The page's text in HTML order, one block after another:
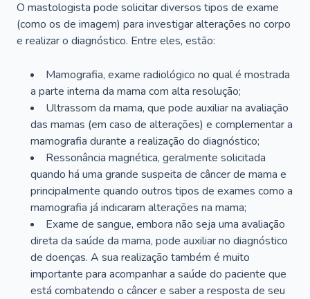
O mastologista pode solicitar diversos tipos de exame
(como os de imagem) para investigar alterações no corpo
e realizar o diagnóstico. Entre eles, estão:
Mamografia, exame radiológico no qual é mostrada
a parte interna da mama com alta resolução;
Ultrassom da mama, que pode auxiliar na avaliação
das mamas (em caso de alterações) e complementar a
mamografia durante a realização do diagnóstico;
Ressonância magnética, geralmente solicitada
quando há uma grande suspeita de câncer de mama e
principalmente quando outros tipos de exames como a
mamografia já indicaram alterações na mama;
Exame de sangue, embora não seja uma avaliação
direta da saúde da mama, pode auxiliar no diagnóstico
de doenças. A sua realização também é muito
importante para acompanhar a saúde do paciente que
está combatendo o câncer e saber a resposta de seu